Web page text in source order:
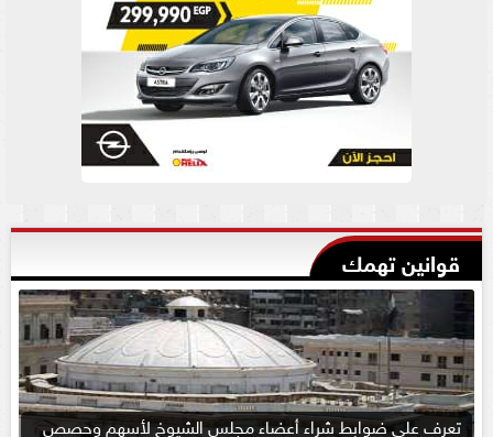
قوانين تهمك
تعرف على ضوابط شراء أعضاء مجلس الشيوخ لأسهم وحصص